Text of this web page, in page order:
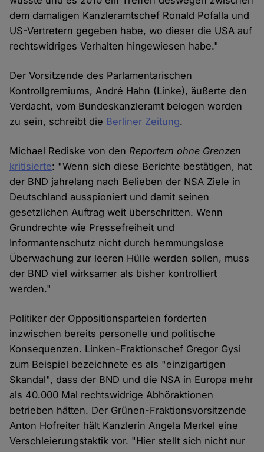
dem damaligen Kanzleramtschef Ronald Pofalla und
US-Vertretern gegeben habe, wo dieser die USA auf
rechtswidriges Verhalten hingewiesen habe."
Der Vorsitzende des Parlamentarischen
Kontrollgremiums, André Hahn (Linke), äußerte den
Verdacht, vom Bundeskanzleramt belogen worden
zu sein, schreibt die Berliner Zeitung.
Michael Rediske von denReportern ohne Grenzen
kritisierte: "Wenn sich diese Berichte bestätigen, hat
der BND jahrelang nach Belieben der NSA Ziele in
Deutschland ausspioniert und damit seinen
gesetzlichen Auftrag weit überschritten. Wenn
Grundrechte wie Pressefreiheit und
Informantenschutz nicht durch hemmungslose
Überwachung zur leeren Hülle werden sollen, muss
der BND viel wirksamer als bisher kontrolliert
werden."
Politiker der Oppositionsparteien forderten
inzwischen bereits personelle und politische
Konsequenzen. Linken-Fraktionschef Gregor Gysi
zum Beispiel bezeichnete es als "einzigartigen
Skandal", dass der BND und die NSA in Europa mehr
als 40.000 Mal rechtswidrige Abhöraktionen
betrieben hätten. Der Grünen-Fraktionsvorsitzende
Anton Hofreiter hält Kanzlerin Angela Merkel eine
Verschleierungstaktik vor. "Hier stellt sich nicht nur